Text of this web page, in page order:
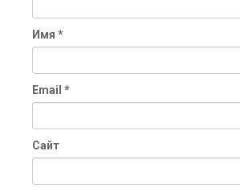
Имя *
Email *
Сайт